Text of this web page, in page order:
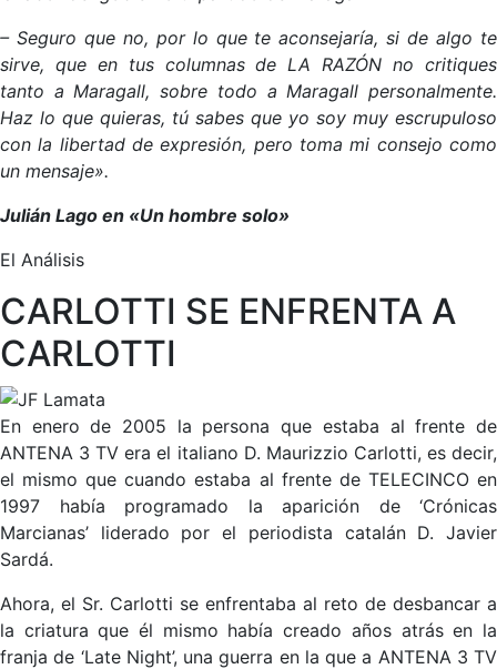
– Seguro que no, por lo que te aconsejaría, si de algo te
sirve, que en tus columnas de LA RAZÓN no critiques
tanto a Maragall, sobre todo a Maragall personalmente.
Haz lo que quieras, tú sabes que yo soy muy escrupuloso
con la libertad de expresión, pero toma mi consejo como
un mensaje».
Julián Lago en «Un hombre solo»
El Análisis
CARLOTTI SE ENFRENTA A
CARLOTTI
En enero de 2005 la persona que estaba al frente de
ANTENA 3 TV era el italiano D. Maurizzio Carlotti, es decir,
el mismo que cuando estaba al frente de TELECINCO en
1997 había programado la aparición de ‘Crónicas
Marcianas’ liderado por el periodista catalán D. Javier
Sardá.
Ahora, el Sr. Carlotti se enfrentaba al reto de desbancar a
la criatura que él mismo había creado años atrás en la
franja de ‘Late Night’, una guerra en la que a ANTENA 3 TV